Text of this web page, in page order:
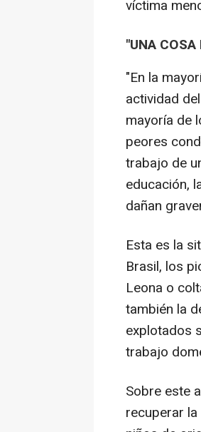
víctima
"UNA
"En la
actividad
mayoría de
peores
trabajo de
educación,
dañan
Esta es la
Brasil, los
Leona o
también la
explotados
trabajo
Sobre este
recuperar